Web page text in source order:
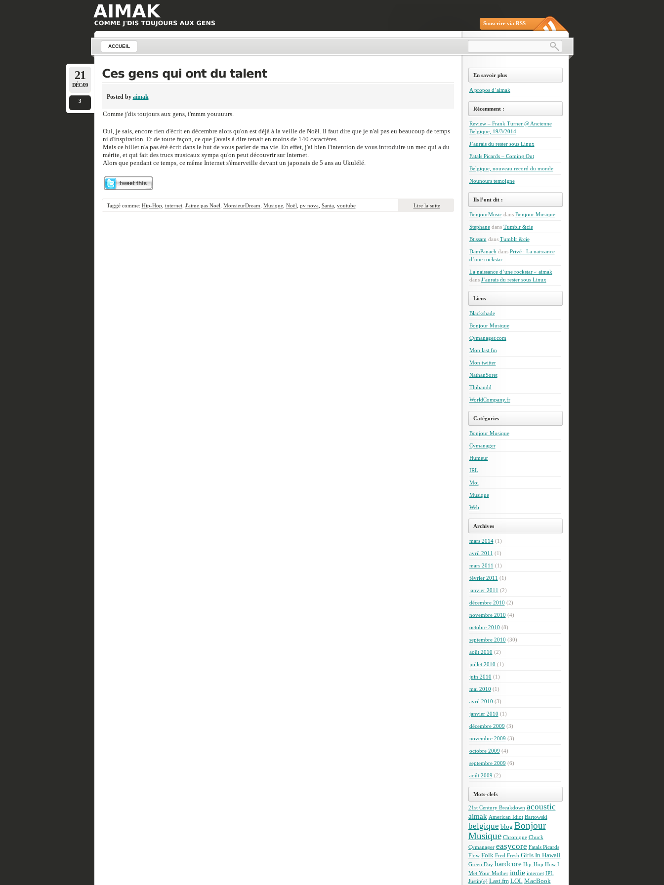
Souscrire via RSS
ACCUEIL
21
DÉC/09
3
Posted by aimak
Comme j'dis toujours aux gens, i'mmm youuuurs.
Oui, je sais, encore rien d'écrit en décembre alors qu'on est déjà à la veille de Noël. Il faut dire que je n'ai pas eu beaucoup de temps
ni d'inspiration. Et de toute façon, ce que j'avais à dire tenait en moins de 140 caractères.
Mais ce billet n'a pas été écrit dans le but de vous parler de ma vie. En effet, j'ai bien l'intention de vous introduire un mec qui a du
mérite, et qui fait des trucs musicaux sympa qu'on peut découvrir sur Internet.
Alors que pendant ce temps, ce même Internet s'émerveille devant un japonais de 5 ans au Ukulélé.
Taggé comme: Hip-Hop internet, J'aime pas Noël MonsieurDream Musique, Noël pv nova, Santa, youtube Lire la suite
En savoir plus
A propos d’aimak
Récemment :
Review – Frank Turner @ Ancienne
Belgique, 19/3/2014
J’aurais du rester sous Linux
Fatals Picards – Coming Out
Belgique, nouveau record du monde
Nounours temoigne
Ils l’ont dit :
BonjourMusicdans Bonjour Musique
Stephanedans Tumblr &cie
Btissam dans Tumblr &cie
DamPanach dans Privé : La naissance
d’une rockstar
La naissance d’une rockstar « aimak
dans J’aurais du rester sous Linux
Liens
Blackshade
Bonjour Musique
Cymanager.com
Mon last.fm
Mon twitter
NathanSoret
Thibaudd
WorldCompany.fr
Catégories
Bonjour Musique
Cymanager
Humeur
IRL
Moi
Musique
Web
Archives
mars 2014(1)
avril 2011 (1)
mars 2011 (1)
février 2011 (1)
janvier 2011 (2)
décembre 2010 (2)
novembre 2010 (4)
octobre 2010 (8)
septembre 2010 (30)
août 2010 (2)
juillet 2010 (1)
juin 2010 (1)
mai 2010 (1)
avril 2010 (3)
janvier 2010 (1)
décembre 2009 (3)
novembre 2009 (3)
octobre 2009 (4)
septembre 2009 (6)
août 2009 (2)
Mots-clefs
21st Century Breakdown acoustic
aimak American Idiot Bartowski
belgique blog Bonjour
Musique Chronique Chuck
Cymanager easycore Fatals Picards
Flow Folk Fred Fresh Girls In Hawaii
Green Day hardcore Hip-Hop How I
Met Your Mother indie internet IPL
Justin(e) Last.fm LOL MacBook